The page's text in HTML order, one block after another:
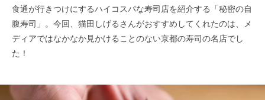
食通が行きつけにするハイコスパな寿司店を紹介する「秘密の自
腹寿司」。今回、猫田しげるさんがおすすめしてくれたのは、メ
ディアではなかなか見かけることのない京都の寿司の名店でし
た！